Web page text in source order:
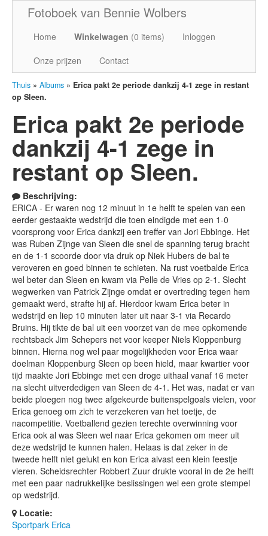
Fotoboek van Bennie Wolbers
Home Winkelwagen (0 items)
Inloggen
Onze prijzen
Contact
Thuis » Albums » Erica pakt 2e periode dankzij 4-1 zege in restant
op Sleen.
Erica pakt 2e periode
dankzij 4-1 zege in
restant op Sleen.
Beschrijving:
ERICA - Er waren nog 12 minuut in 1e helft te spelen van een
eerder gestaakte wedstrijd die toen eindigde met een 1-0
voorsprong voor Erica dankzij een treffer van Jori Ebbinge. Het
was Ruben Zijnge van Sleen die snel de spanning terug bracht
en de 1-1 scoorde door via druk op Niek Hubers de bal te
veroveren en goed binnen te schieten. Na rust voetbalde Erica
wel beter dan Sleen en kwam via Pelle de Vries op 2-1. Slecht
wegwerken van Patrick Zijnge omdat er overtreding tegen hem
gemaakt werd, strafte hij af. Hierdoor kwam Erica beter in
wedstrijd en liep 10 minuten later uit naar 3-1 via Recardo
Bruins. Hij tikte de bal uit een voorzet van de mee opkomende
rechtsback Jim Schepers net voor keeper Niels Kloppenburg
binnen. Hierna nog wel paar mogelijkheden voor Erica waar
doelman Kloppenburg Sleen op been hield, maar kwartier voor
tijd maakte Jori Ebbinge met een droge uithaal vanaf 16 meter
na slecht uitverdedigen van Sleen de 4-1. Het was, nadat er van
beide ploegen nog twee afgekeurde buitenspelgoals vielen, voor
Erica genoeg om zich te verzekeren van het toetje, de
nacompetitie. Voetballend gezien terechte overwinning voor
Erica ook al was Sleen wel naar Erica gekomen om meer uit
deze wedstrijd te kunnen halen. Helaas is dat zeker in de
tweede helft niet gelukt en kon Erica alvast een klein feestje
vieren. Scheidsrechter Robbert Zuur drukte vooral in de 2e helft
met een paar nadrukkelijke beslissingen wel een grote stempel
op wedstrijd.
Locatie:
Sportpark Erica